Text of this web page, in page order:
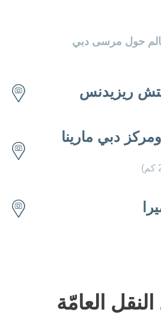
الوظائف
جهة الاتصال
حول مرسى دبي
ريزيدنس
دبي مارينا
العامّة